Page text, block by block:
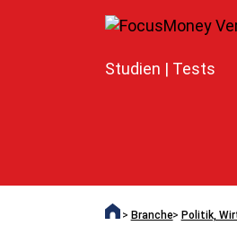
Studien | Tests
Branche Politik,